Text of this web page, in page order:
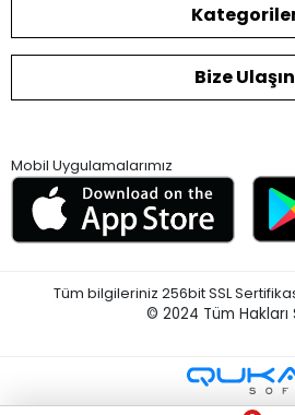
Bize Ulaşın
Mobil Uygulamalarımız
Tüm bilgileriniz 256bit SSL
© 2024 Tüm Hakları